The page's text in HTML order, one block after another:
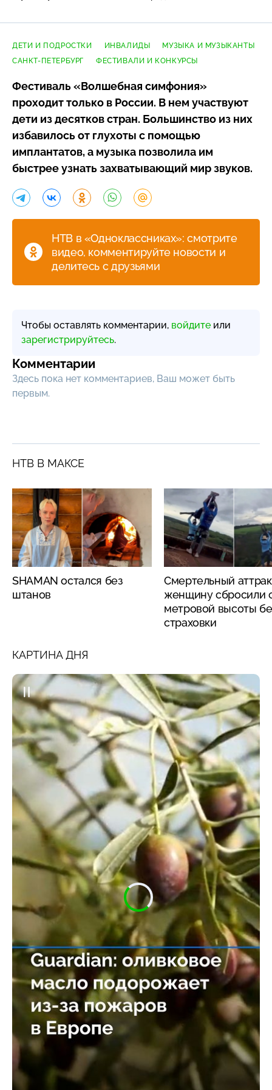
ДЕТИ И ПОДРОСТКИ ИНВАЛИДЫ
МУЗЫКА И МУЗЫКАНТЫ
САНКТ-ПЕТЕРБУРГ
ФЕСТИВАЛИ И КОНКУРСЫ
Фестиваль «Волшебная симфония»
проходит только в России. В нем участвуют
дети из десятков стран. Большинство из них
избавилось от глухоты с помощью
имплантатов, а музыка позволила им
быстрее узнать захватывающий мир звуков.
НТВ в «Одноклассниках»: смотрите
видео, комментируйте новости и
делитесь с друзьями
Чтобы оставлять комментарии, войдите или
зарегистрируйтесь.
Комментарии
Здесь пока нет комментариев, Ваш может быть
первым.
НТВ В МАКСЕ
SHAMAN остался без
штанов
Смертельный
женщину сбросили
метровой высоты
страховки
КАРТИНА ДНЯ